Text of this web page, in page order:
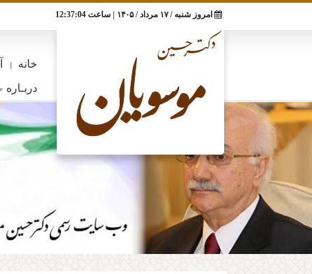
امروز شنبه / ۱۷ مرداد / ۱۴۰۵ | ساعت 12:37:05 تلگراماینستاگرام
تویتر
خانه
دربـاره